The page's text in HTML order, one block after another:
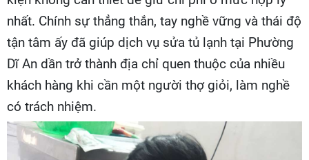
nhất. Chính sự thẳng thắn, tay nghề vững và thái độ
tận tâm ấy đã giúp dịch vụ sửa tủ lạnh tại Phường
Dĩ An dần trở thành địa chỉ quen thuộc của nhiều
khách hàng khi cần một người thợ giỏi, làm nghề
có trách nhiệm.